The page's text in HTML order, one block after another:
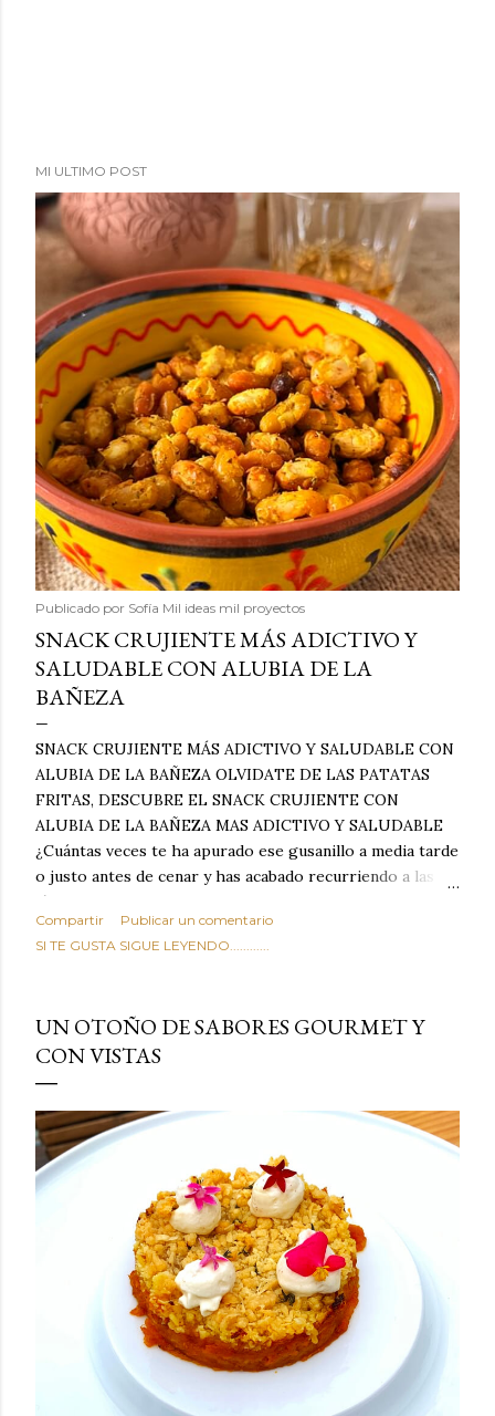
MI ULTIMO POST
Publicado por Sofía Mil ideas mil proyectos
SNACK CRUJIENTE MÁS ADICTIVO Y
SALUDABLE CON ALUBIA DE LA
BAÑEZA
SNACK CRUJIENTE MÁS ADICTIVO Y SALUDABLE CON
ALUBIA DE LA BAÑEZA OLVIDATE DE LAS PATATAS
FRITAS, DESCUBRE EL SNACK CRUJIENTE CON
ALUBIA DE LA BAÑEZA MAS ADICTIVO Y SALUDABLE
¿Cuántas veces te ha apurado ese gusanillo a media tarde
o justo antes de cenar y has acabado recurriendo a las
típicas patatas de bolsa, frutos secos fritos o snacks
ultraprocesados llenos de grasas saturadas y sodio?
Todos hemos estado ahí. Sin embargo, cuidarse no tiene
satisface. Estas alubias crujientes al horno van a cambiar
por completo tu forma de ver las legumbres. Olvídate de
asociar las alubias únicamente a los guisos tradicionales y
revolucionaria, transformaremos un ingrediente tan
humilde como la alubia de La Bañeza en un snack ligero,
dorado, cargado de proteína y 100% natural. Es el
sustituto perfecto a los frutos se...
Compartir
Publicar un comentario
SI TE GUSTA SIGUE LEYENDO............
UN OTOÑO DE SABORES GOURMET Y
CON VISTAS